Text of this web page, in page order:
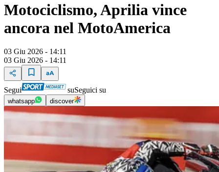
Motociclismo, Aprilia vince
ancora nel MotoAmerica
03 Giu 2026 - 14:11
03 Giu 2026 - 14:11
Segui suSeguici su
whatsapp discover